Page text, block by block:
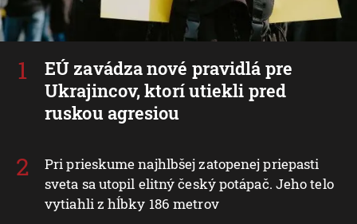
EÚ zavádza nové pravidlá pre
Ukrajincov, ktorí utiekli pred
ruskou agresiou
Pri prieskume najhlbšej zatopenej priepasti
sveta sa utopil elitný český potápač. Jeho telo
vytiahli z hĺbky 186 metrov